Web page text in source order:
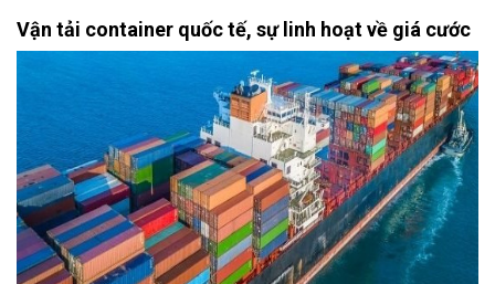
Vận tải container quốc tế, sự linh hoạt về giá cước